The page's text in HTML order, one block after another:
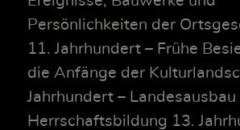
Persönlichkeiten der
11. Jahrhundert – Frühe
die Anfänge der
Jahrhundert – Landesausbau
Herrschaftsbildung 13.